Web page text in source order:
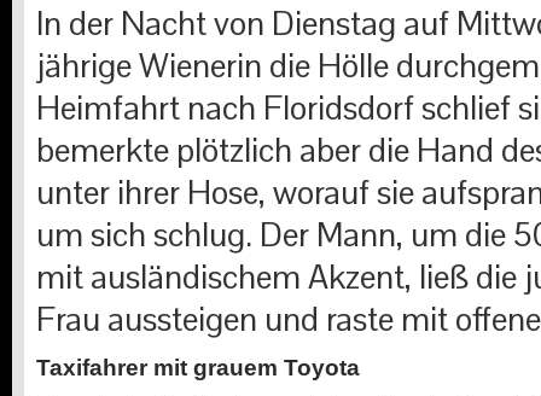
In der Nacht von Dienstag auf
jährige Wienerin die Hölle
Heimfahrt nach Floridsdorf schlief
bemerkte plötzlich aber die Hand
unter ihrer Hose, worauf sie
um sich schlug. Der Mann, um die
mit ausländischem Akzent, ließ die
Frau aussteigen und raste mit
Taxifahrer mit grauem Toyota